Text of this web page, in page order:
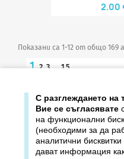
2.00
Показани са 1-12 от общо 169
123… 15
Продукти
С разглеждането на
Вие се съгласявате
на функционални
(необходими за да
аналитични бисквитки
дават информация